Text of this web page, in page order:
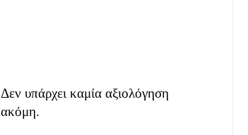
Δεν υπάρχει καμία αξιολόγηση
ακόμη.